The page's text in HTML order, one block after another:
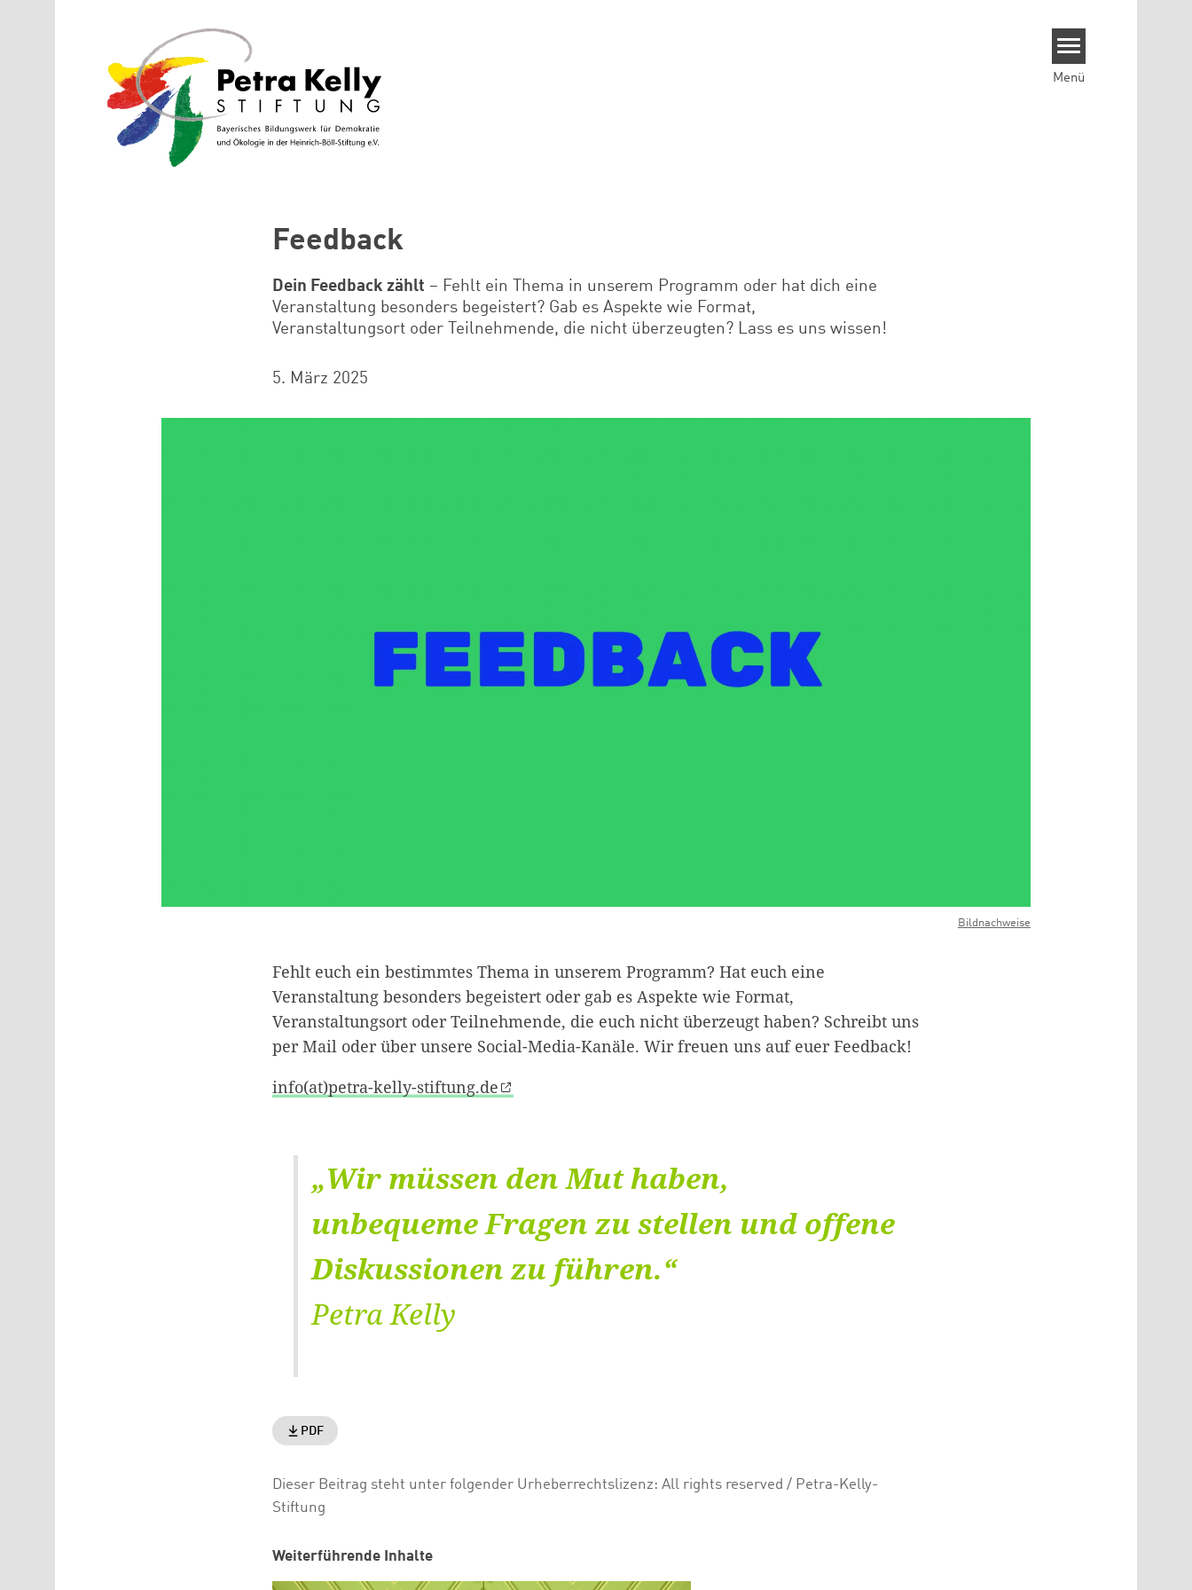
Menü
Feedback
Dein Feedback zählt – Fehlt ein Thema in unserem Programm oder hat dich eine
Veranstaltung besonders begeistert? Gab es Aspekte wie Format,
Veranstaltungsort oder Teilnehmende, die nicht überzeugten? Lass es uns wissen!
5. März 2025
Bildnachweise
Fehlt euch ein bestimmtes Thema in unserem Programm? Hat euch eine
Veranstaltung besonders begeistert oder gab es Aspekte wie Format,
Veranstaltungsort oder Teilnehmende, die euch nicht überzeugt haben? Schreibt uns
per Mail oder über unsere Social-Media-Kanäle. Wir freuen uns auf euer Feedback!
info(at)petra-kelly-stiftung.de
„Wir müssen den Mut haben,
unbequeme Fragen zu stellen und offene
Diskussionen zu führen.“
Petra Kelly
PDF
Dieser Beitrag steht unter folgender Urheberrechtslizenz: All rights reserved / Petra-Kelly-
Stiftung
Weiterführende Inhalte